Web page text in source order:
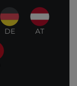
DE AT